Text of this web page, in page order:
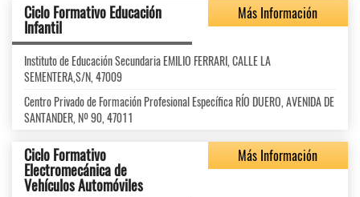
Ciclo Formativo Educación
Infantil
Más Información
Instituto de Educación Secundaria EMILIO FERRARI, CALLE LA
SEMENTERA,S/N, 47009
Centro Privado de Formación Profesional Específica RÍO DUERO, AVENIDA DE
SANTANDER, Nº 90, 47011
Ciclo Formativo
Electromecánica de
Vehículos Automóviles
Más Información